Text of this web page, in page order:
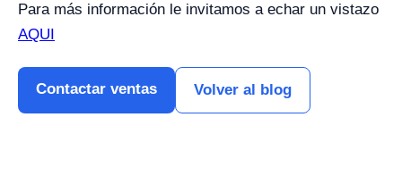
Para más información le invitamos a echar un vistazo
AQUI
Contactar ventas Volver al blog